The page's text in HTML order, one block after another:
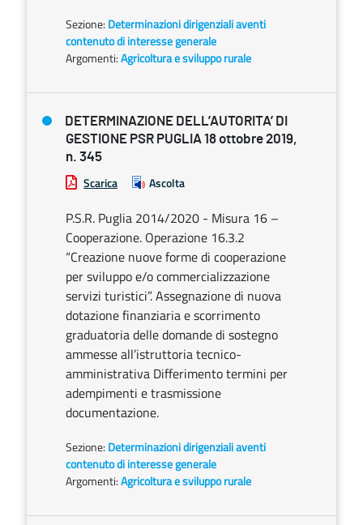
Sezione: Determinazioni dirigenziali aventi
contenuto di interesse generale
Argomenti:Agricoltura e sviluppo rurale
DETERMINAZIONE DELL’AUTORITA’ DI
GESTIONE PSR PUGLIA 18 ottobre 2019,
n. 345
Scarica Ascolta
P.S.R. Puglia 2014/2020 - Misura 16 –
Cooperazione. Operazione 16.3.2
“Creazione nuove forme di cooperazione
per sviluppo e/o commercializzazione
servizi turistici”. Assegnazione di nuova
dotazione finanziaria e scorrimento
graduatoria delle domande di sostegno
ammesse all’istruttoria tecnico-
amministrativa Differimento termini per
adempimenti e trasmissione
documentazione.
Sezione: Determinazioni dirigenziali aventi
contenuto di interesse generale
Argomenti:Agricoltura e sviluppo rurale